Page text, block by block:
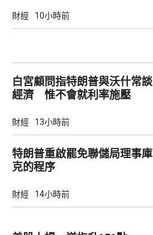
財經 10小時前
白宮顧問指特朗普與沃什常談
經濟 惟不會就利率施壓
財經 13小時前
特朗普重啟罷免聯儲局理事庫
克的程序
財經 14小時前